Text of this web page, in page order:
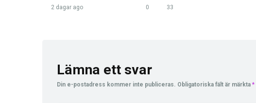
2 dagar ago 0 33
Lämna ett svar
Din e-postadress kommer inte publiceras. Obligatoriska fält är märkta *